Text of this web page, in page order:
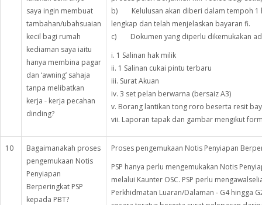
saya ingin membuat
tambahan/ubahsuaian
kecil bagi rumah
kediaman saya iaitu
hanya membina pagar
dan ‘awning’ sahaja
tanpa melibatkan
kerja ‑ kerja pecahan
dinding?
b) Kelulusan akan diberi dalam tempoh 1
lengkap dan telah menjelaskan bayaran fi.
c) Dokumen yang diperlu dikemukakan
i. 1 Salinan hak milik
ii. 1 Salinan cukai pintu terbaru
iii. Surat Akuan
iv. 3 set pelan berwarna (bersaiz A3)
v. Borang lantikan tong roro beserta resit
vii. Laporan tapak dan gambar mengikut
10
Bagaimanakah proses
pengemukaan Notis
Penyiapan
Berperingkat PSP
kepada PBT?
Proses pengemukaan Notis Penyiapan
PSP hanya perlu mengemukakan Notis
melalui Kaunter OSC. PSP perlu
Perkhidmatan Luaran/Dalaman - G4 hingga